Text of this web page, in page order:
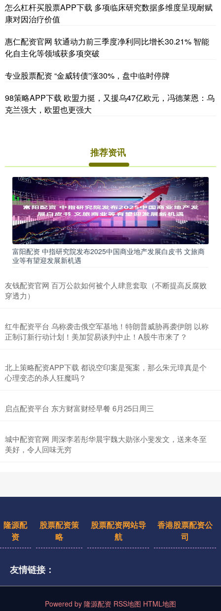
怎么杠杆买股票APP下载 多项临床研究数据多维度呈现耐赋
康对因治疗价值
惠仁配资官网 软通动力前三季度净利同比增长30.21% 智能
化自主化等领域获多项突破
专业股票配资 “金威转债”涨30%，盘中临时停牌
98策略APP下载 欧盟力挺，又援乌47亿欧元，冯德莱恩：乌
克兰强大，欧盟也更强大
推荐资讯
富阳配资 中指研究院发布2025中国商业地产发展白皮书 文旅商
业等有望迎发展新机遇
友钱配资官网 百万公款如何被个人肆意套取（不断提高反腐败
穿透力）
红牛配资平台 乌称袭击俄空军基地！特朗普威胁再袭伊朗 以称
正制订新行动计划！美加贸易谈判中止！A股牛市来了？
北上策略配资APP下载 都说空印案是冤案，那么朱元璋真是个
心理变态的杀人狂魔吗？
启点配资平台 东方财富财经早餐 6月25日周三
城中配资官网 周深李若彤华晨宇魏大勋张小斐发文，送来冬至
美好，令人回味无穷
隆源配
资
股票配资策
略
股票配资网站导
航
香港股票配资公
司
友情链接：
Powered by 隆源配资 RSS地图 HTML地图